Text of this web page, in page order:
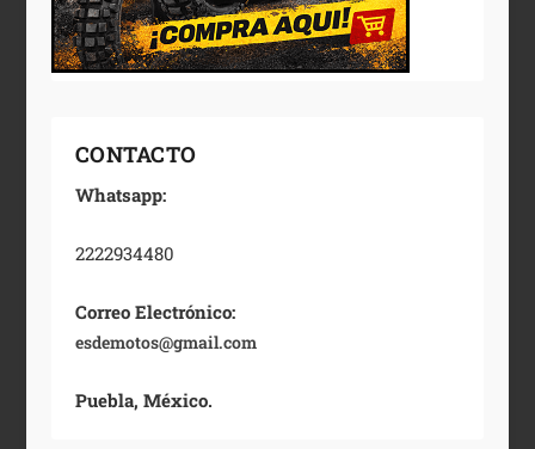
CONTACTO
Whatsapp:
2222934480
Correo Electrónico:
esdemotos@gmail.com
Puebla, México.